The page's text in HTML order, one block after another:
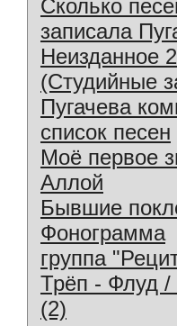
Сколько
записала
Неизданное
(Студийные
Пугачева
список песен
Моё первое
Аллой
Бывшие
Фонограмма
группа
Трёп - Флуд
(2)